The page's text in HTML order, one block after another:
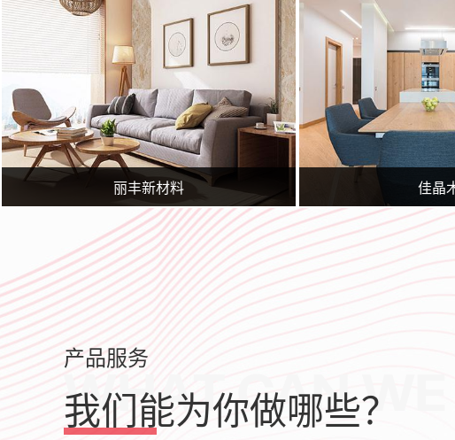
丽丰新材料 佳晶
产品服务
我们能为你做哪些？